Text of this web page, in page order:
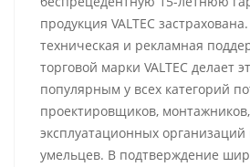
продукция VALTEC
техническая и рекламная
торговой марки VALTEC делает
популярным у всех категорий
проектировщиков,
эксплуатационных
умельцев. В подтверждение